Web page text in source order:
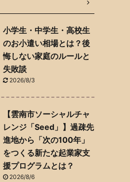
小学生・中学生・高校生
のお小遣い相場とは？後
悔しない家庭のルールと
失敗談
2026/8/3
【雲南市ソーシャルチャ
レンジ「Seed」】過疎先
進地から「次の100年」
をつくる新たな起業家支
援プログラムとは？
2026/8/6